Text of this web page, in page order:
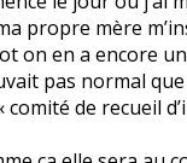
propre mère
on en a encore
pas normal
comité de recueil